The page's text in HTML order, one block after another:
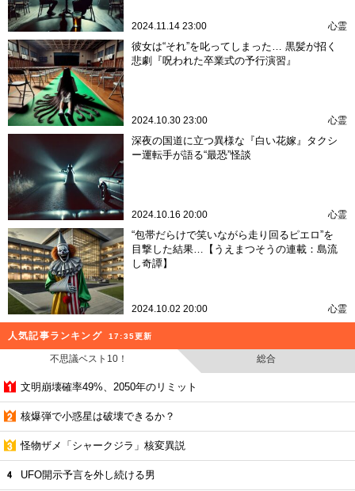
2024.11.14 23:00 心霊
彼女は“それ”を叱ってしまった… 黒髪が招く
悲劇『呪われた卒業式の予行演習』
2024.10.30 23:00 心霊
深夜の国道に立つ異様な『白い花嫁』タクシ
ー運転手が語る“最恐”怪談
2024.10.16 20:00 心霊
“包帯だらけで笑いながら走り回るピエロ”を
目撃した結果…【うえまつそうの連載：島流
し奇譚】
2024.10.02 20:00 心霊
人気記事ランキング 17:35更新
不思議ベスト10！ 総合
文明崩壊確率49%、2050年のリミット
核爆弾で小惑星は破壊できるか？
怪物ザメ「シャークジラ」核変異説
UFO開示予言を外し続ける男